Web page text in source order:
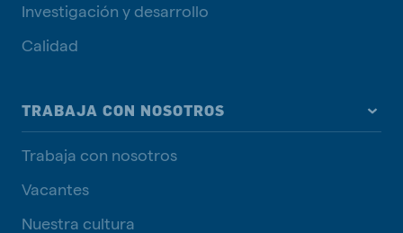
Investigación y desarrollo
Calidad
TRABAJA CON NOSOTROS
Trabaja con nosotros
Vacantes
Nuestra cultura